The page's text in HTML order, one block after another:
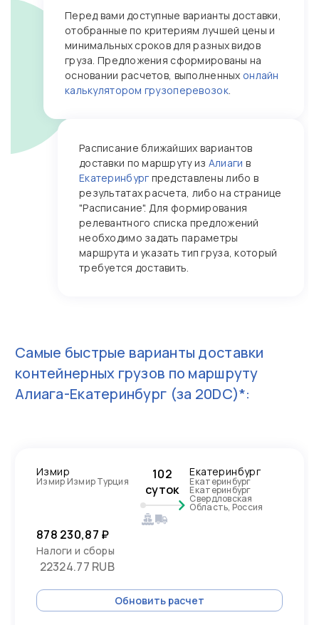
Перед вами доступные варианты доставки,
отобранные по критериям лучшей цены и
минимальных сроков для разных видов
груза. Предложения сформированы на
основании расчетов, выполненных онлайн
калькулятором грузоперевозок.
Расписание ближайших вариантов
доставки по маршруту из Алиаги в
Екатеринбург представлены либо в
результатах расчета, либо на странице
"Расписание". Для формирования
релевантного списка предложений
необходимо задать параметры
маршрута и указать тип груза, который
требуется доставить.
Самые быстрые варианты доставки
контейнерных грузов по маршруту
Алиага-Екатеринбург (за 20DC)*:
Измир
Измир Измир Турция
102
суток
Екатеринбург
Екатеринбург
Екатеринбург
Свердловская
Область, Россия
878 230,87 ₽
Налоги и сборы
22324.77 RUB
Обновить расчет